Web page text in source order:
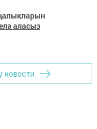
аласыз
новости